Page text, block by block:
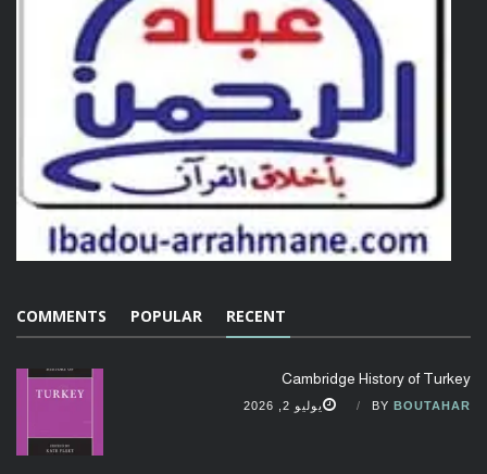
RECENT
POPULAR
COMMENTS
Cambridge History of Turkey
BY BOUTAHAR يوليو 2, 2026